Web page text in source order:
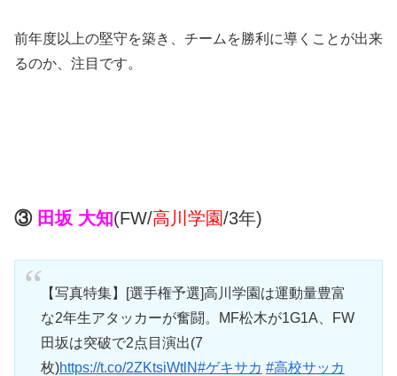
前年度以上の堅守を築き、チームを勝利に導くことが出来
るのか、注目です。
③ 田坂 大知(FW/高川学園/3年)
【写真特集】[選手権予選]高川学園は運動量豊富
な2年生アタッカーが奮闘。MF松木が1G1A、FW
田坂は突破で2点目演出(7
枚)https://t.co/2ZKtsiWtlN#ゲキサカ #高校サッカ